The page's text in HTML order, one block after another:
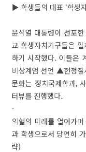
▶ 학생들의 대표 ‘학생
윤석열 대통령이 선포
교 학생자치기구들은
하기 시작했다. 이들
비상계엄 선언 ▲헌정질
문화는 정치국제학과,
터뷰를 진행했다.
-
의혈의 미래를 열어가
과 학생으로서 당연히
략)